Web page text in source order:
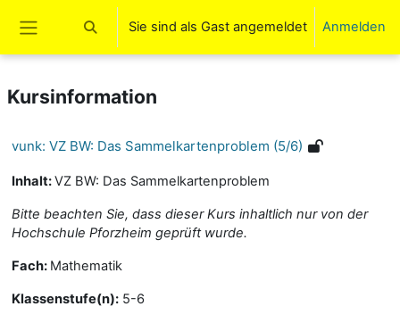
Website-Übersicht
Sucheingabe umschalten
Sie sind als Gast angemeldet Anmelden
Kursinformation
vunk: VZ BW: Das Sammelkartenproblem (5/6)
Inhalt:VZ BW: Das Sammelkartenproblem
Bitte beachten Sie, dass dieser Kurs inhaltlich nur von der
Hochschule Pforzheim geprüft wurde.
Fach: Mathematik
Klassenstufe(n): 5-6